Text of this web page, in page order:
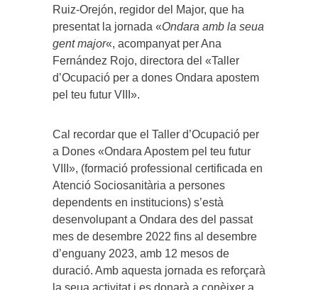
Ruiz-Orejón, regidor del Major, que ha
presentat la jornada «Ondara amb la seua
gent major«, acompanyat per Ana
Fernández Rojo, directora del «Taller
d’Ocupació per a dones Ondara apostem
pel teu futur VIII».
Cal recordar que el Taller d’Ocupació per
a Dones «Ondara Apostem pel teu futur
VIII», (formació professional certificada en
Atenció Sociosanitària a persones
dependents en institucions) s’està
desenvolupant a Ondara des del passat
mes de desembre 2022 fins al desembre
d’enguany 2023, amb 12 mesos de
duració. Amb aquesta jornada es reforçarà